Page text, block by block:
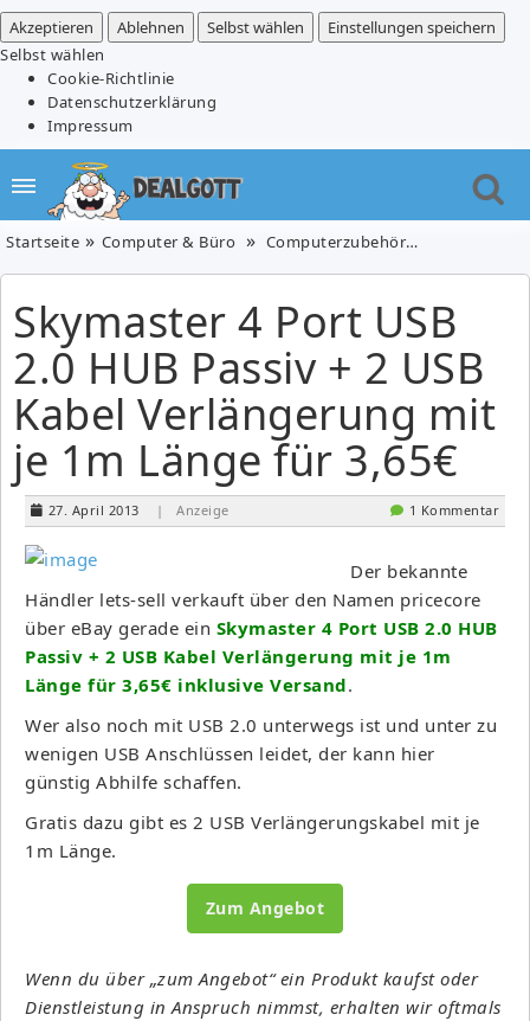
Akzeptieren
Ablehnen Selbst wählen
Einstellungen speichern
Selbst wählen
Cookie-Richtlinie
Datenschutzerklärung
Impressum
Startseite Computer & Büro Computerzubehör
Skymaster 4 Port USB
2.0 HUB Passiv + 2 USB
Kabel Verlängerung mit
je 1m Länge für 3,65€
27. April 2013 | Anzeige 1 Kommentar
Der bekannte
Händler lets-sell verkauft über den Namen pricecore
über eBay gerade ein Skymaster 4 Port USB 2.0 HUB
Passiv + 2 USB Kabel Verlängerung mit je 1m
Länge für 3,65€ inklusive Versand.
Wer also noch mit USB 2.0 unterwegs ist und unter zu
wenigen USB Anschlüssen leidet, der kann hier
günstig Abhilfe schaffen.
Gratis dazu gibt es 2 USB Verlängerungskabel mit je
1m Länge.
Zum Angebot
Wenn du über „zum Angebot“ ein Produkt kaufst oder
Dienstleistung in Anspruch nimmst, erhalten wir oftmals